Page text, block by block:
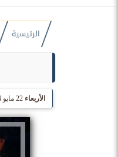
الرئيسية
الأربعاء 22 مايو 2024